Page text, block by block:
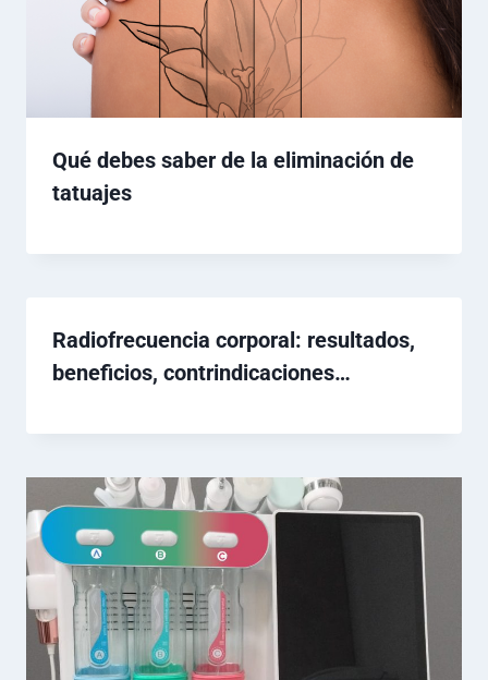
Qué debes saber de la eliminación de
tatuajes
Radiofrecuencia corporal: resultados,
beneficios, contrindicaciones…